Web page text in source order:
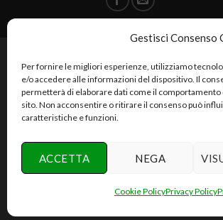
Gestisci Consenso
Per fornire le migliori esperienze, utilizziamo
e/o accedere alle informazioni del dispositivo. Il
permetterà di elaborare dati come il comportamento
sito. Non acconsentire o ritirare il consenso può
caratteristiche e funzioni.
ACCETTA NEGA
Cookie PolicyPrivacy Policy
Cuore